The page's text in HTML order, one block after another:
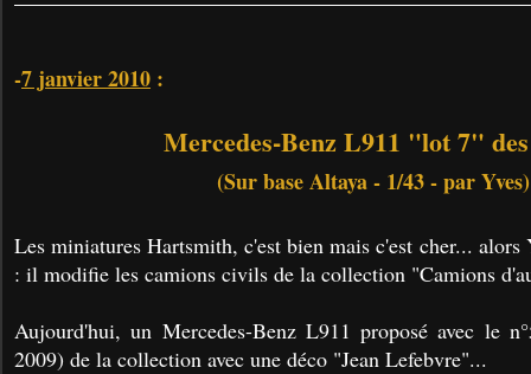
-7 janvier 2010 :
Mercedes-Benz L911 "lot 7"
(Sur base Altaya - 1/43 - par Yves)
Les miniatures Hartsmith, c'est bien mais c'est cher... alors
: il modifie les camions civils de la collection "Camions
Aujourd'hui, un Mercedes-Benz L911 proposé avec le
2009) de la collection avec une déco "Jean Lefebvre"...